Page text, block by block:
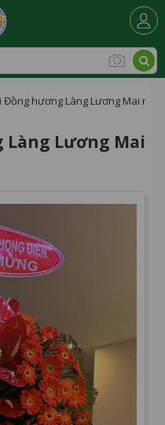
Đồng hương Làng Lương Mai năm
Lương Mai